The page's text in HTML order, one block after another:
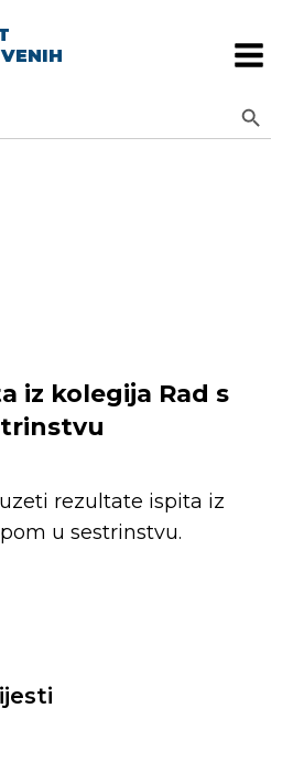
iz kolegija Rad s
rezultate ispita iz
u sestrinstvu.